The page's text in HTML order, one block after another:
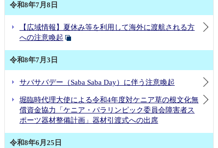
令和8年7月8日
【広域情報】夏休み等を利用して海外に渡航される方
への注意喚起
令和8年7月3日
サバサバデー（Saba Saba Day）に伴う注意喚起
堀臨時代理大使による令和4年度対ケニア草の根文化無
償資金協力「ケニア・パラリンピック委員会障害者ス
ポーツ器材整備計画」器材引渡式への出席
令和8年6月25日